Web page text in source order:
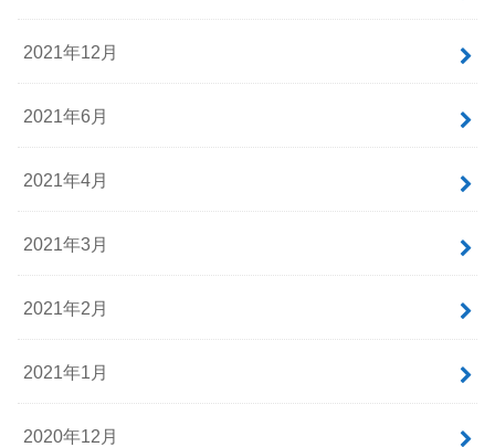
2021年12月
2021年6月
2021年4月
2021年3月
2021年2月
2021年1月
2020年12月